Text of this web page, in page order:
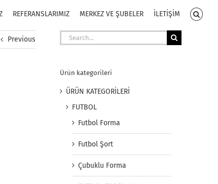
REFERANSLARIMIZ MERKEZ VE ŞUBELER İLETİŞİM
Previous
Search
for:
Ürün kategorileri
ÜRÜN KATEGORİLERİ
FUTBOL
Futbol Forma
Futbol Şort
Çubuklu Forma